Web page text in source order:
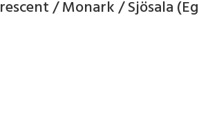
/ Monark / Sjösala